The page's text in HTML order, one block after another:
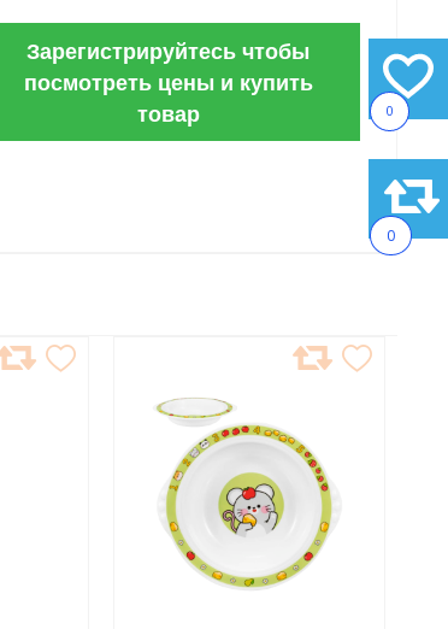
0
0
Зарегистрируйтесь чтобы
посмотреть цены и купить
товар
ИЗБРАННОЕ